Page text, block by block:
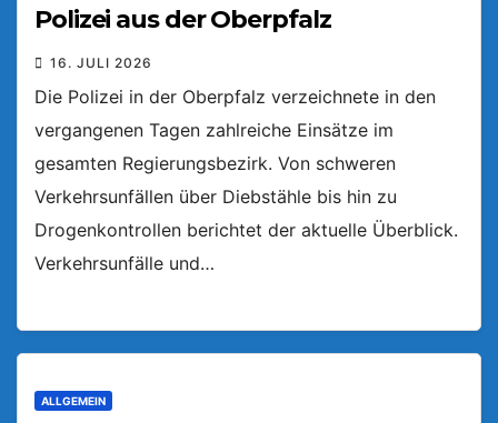
Polizei aus der Oberpfalz
16. JULI 2026
Die Polizei in der Oberpfalz verzeichnete in den
vergangenen Tagen zahlreiche Einsätze im
gesamten Regierungsbezirk. Von schweren
Verkehrsunfällen über Diebstähle bis hin zu
Drogenkontrollen berichtet der aktuelle Überblick.
Verkehrsunfälle und…
ALLGEMEIN